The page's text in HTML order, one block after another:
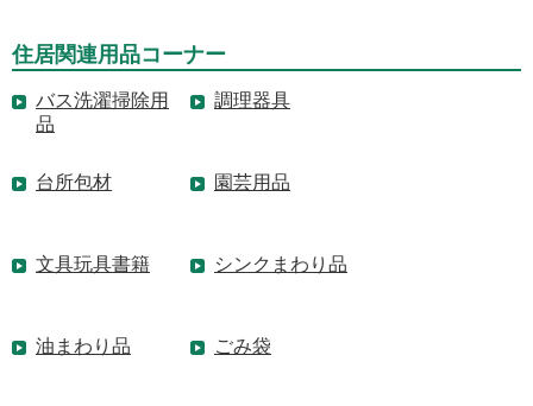
住居関連用品コーナー
バス洗濯掃除用
品
調理器具
台所包材 園芸用品
文具玩具書籍 シンクまわり品
油まわり品 ごみ袋